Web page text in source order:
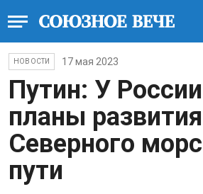
НОВОСТИ 17 мая 2023
Путин: У
планы развития
Северного
пути